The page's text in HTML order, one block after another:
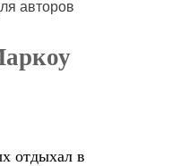
авторов
отдыхал в